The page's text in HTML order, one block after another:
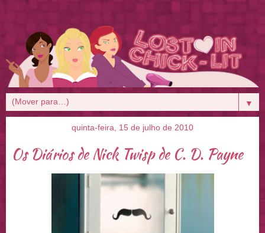
▼
quinta-feira, 15 de julho de 2010
Os Diários de Nick Twisp de C. D. Payne